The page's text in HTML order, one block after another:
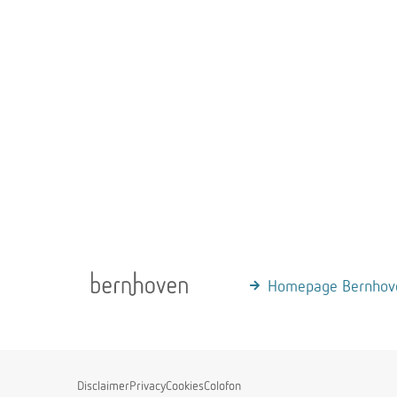
Homepage
DisclaimerPrivacyCookiesColofon